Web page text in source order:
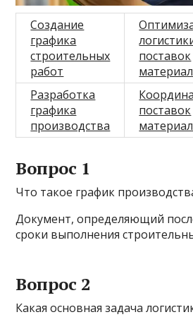
Создание
графика
строительных
работ
поставок
Разработка
графика
производства
поставок
Вопрос 1
Что такое график
Документ, определяющий
сроки выполнения
Вопрос 2
Какая основная задача